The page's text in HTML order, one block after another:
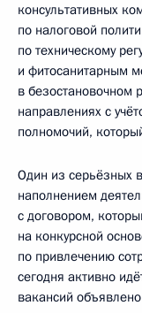
консультативных
по налоговой
по техническому
и фитосанитарным
в безостановочном
направлениях с
полномочий,
Один из серьёзных
наполнением
с договором,
на конкурсной
по привлечению
сегодня активно
вакансий